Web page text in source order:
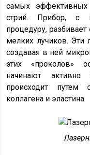
самых
стрий. Прибор, с
процедуру,
мелких лучиков.
создавая в ней
этих «проколов»
начинают активно
происходит путем
коллагена и эластина.